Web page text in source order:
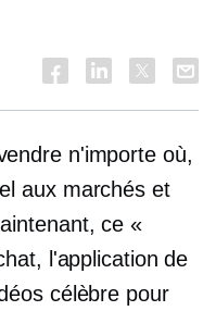
n'importe où,
aux marchés et
ce «
l'application de
célèbre pour